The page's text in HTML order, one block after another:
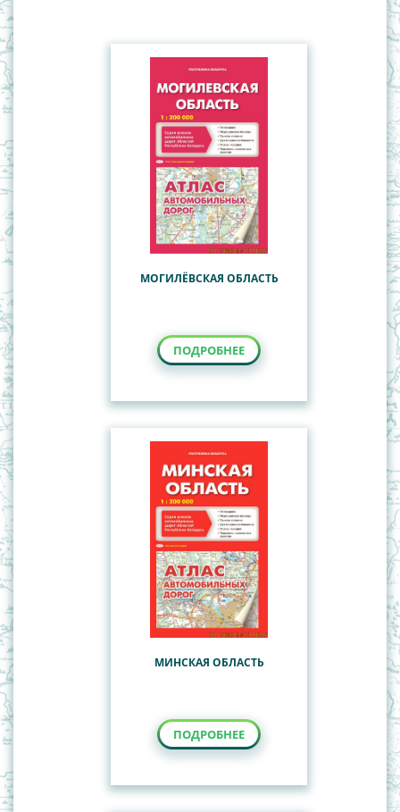
География
Учебные настенные карты
МОГИЛЁВСКАЯ ОБЛАСТЬ
ПОДРОБНЕЕ
МИНСКАЯ ОБЛАСТЬ
ПОДРОБНЕЕ